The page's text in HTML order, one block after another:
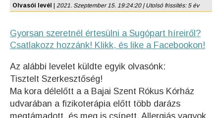
Olvasói levél 2021. Szeptember 15. 19:24:20 | Utolsó frissítés: 5 év
Gyorsan szeretnél értesülni a Sugópart híreiről?
Csatlakozz hozzánk! Klikk, és like a Facebookon!
Az alábbi levelet küldte egyik olvasónk:
Tisztelt Szerkesztőség!
Ma kora délelőtt a a Bajai Szent Rókus Kórház
udvarában a fizikoterápia előtt több darázs
megtámadott, és meg is csípett. Allergiás vagyok,